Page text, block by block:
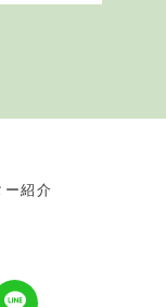
ー紹介